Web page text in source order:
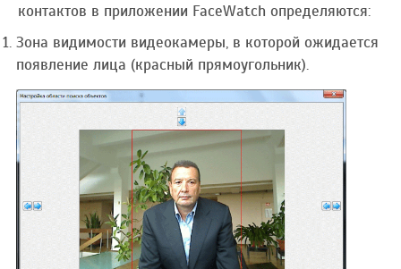
контактов в приложении FaceWatch определяются:
Зона видимости видеокамеры, в которой ожидается
появление лица (красный прямоугольник).